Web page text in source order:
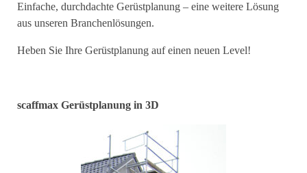
Einfache, durchdachte Gerüstplanung – eine weitere Lösung
aus unseren Branchenlösungen.
Heben Sie Ihre Gerüstplanung auf einen neuen Level!
scaffmax Gerüstplanung in 3D